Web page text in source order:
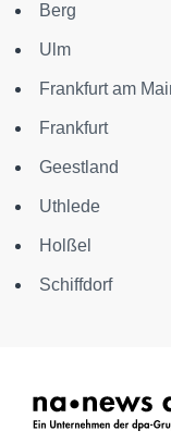
Berg
Ulm
Frankfurt am
Frankfurt
Geestland
Uthlede
Holßel
Schiffdorf